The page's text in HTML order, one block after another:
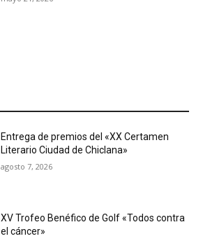
Entrega de premios del «XX Certamen
Literario Ciudad de Chiclana»
agosto 7, 2026
XV Trofeo Benéfico de Golf «Todos contra
el cáncer»